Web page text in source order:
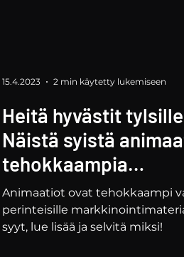
Heitä hyvästit
Näistä syistä
tehokkaampia
teollisuudelle
Animaatiot ovat tehokkaampi
perinteisille
syyt, lue lisää ja selvitä miksi!
15.4.2023 2 min käytetty lukemiseen